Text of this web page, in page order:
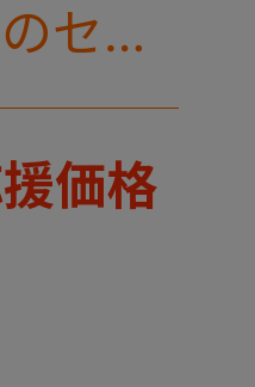
セッ
価格